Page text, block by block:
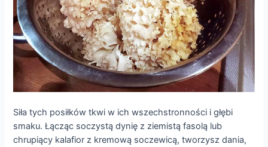
Siła tych posiłków tkwi w ich wszechstronności i głębi
smaku. Łącząc soczystą dynię z ziemistą fasolą lub
chrupiący kalafior z kremową soczewicą, tworzysz dania,